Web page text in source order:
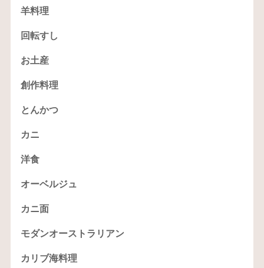
羊料理
回転すし
お土産
創作料理
とんかつ
カニ
洋食
オーベルジュ
カニ面
モダンオーストラリアン
カリブ海料理